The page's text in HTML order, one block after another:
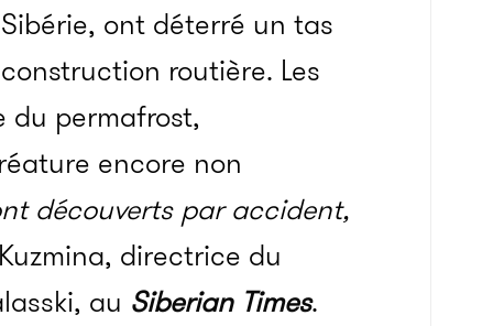
ont déterré un tas
routière. Les
du permafrost,
encore non
découverts par accident,
directrice du
au Siberian Times.